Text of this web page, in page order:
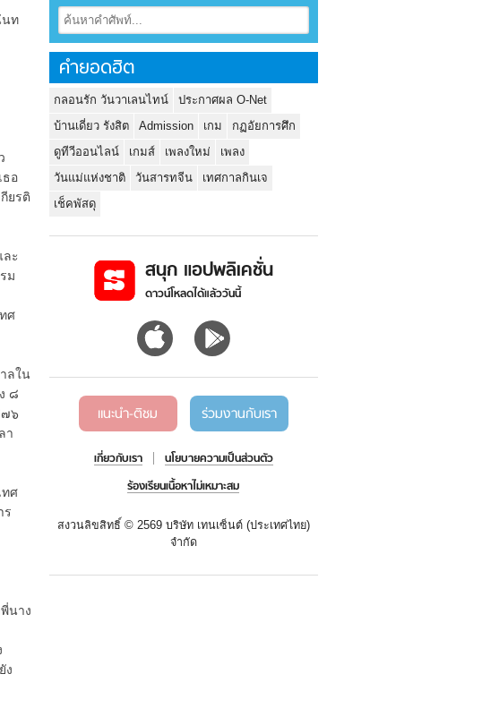
นท
ธอ
ยรติ
ะ
ม
ศ
ลใน
๘
๗๖
า
ทศ
ร
นาง
ง
คำยอดฮิต
กลอนรัก วันวาเลนไทน์
ประกาศผล O-Net
บ้านเดี่ยว รังสิต
Admission เกม
กฏอัยการศึก
ดูทีวีออนไลน์
เกมส์ เพลงใหม่
เพลง
วันแม่แห่งชาติ
วันสารทจีน
เทศกาลกินเจ
เช็คพัสดุ
สนุก แอปพลิเคชั่น
ดาวน์โหลดได้แล้ววันนี้
แนะนำ-ติชม ร่วมงานกับเรา
เกี่ยวกับเรา
นโยบายความเป็นส่วนตัว
ร้องเรียนเนื้อหาไม่เหมาะสม
สงวนลิขสิทธิ์ © 2569 บริษัท เทนเซ็นต์ (ประเทศไทย)
จำกัด